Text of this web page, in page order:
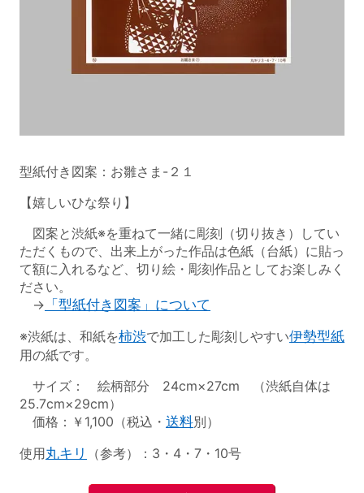
型紙付き図案：お雛さま-２１
【嬉しいひな祭り】
図案と渋紙※を重ねて一緒に彫刻（切り抜き）してい
ただくもので、出来上がった作品は色紙（台紙）に貼っ
て額に入れるなど、切り絵・彫刻作品としてお楽しみく
ださい。
→ 「型紙付き図案」について
※渋紙は、和紙を柿渋で加工した彫刻しやすい伊勢型紙
用の紙です。
サイズ： 絵柄部分 24cm×27cm （渋紙自体は
25.7cm×29cm）
価格：￥1,100（税込・ 送料別）
使用丸キリ （参考）：3・4・7・10号